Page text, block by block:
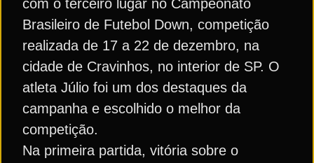
com o terceiro lugar no Campeonato
Brasileiro de Futebol Down, competição
realizada de 17 a 22 de dezembro, na
cidade de Cravinhos, no interior de SP. O
atleta Júlio foi um dos destaques da
campanha e escolhido o melhor da
competição.
Na primeira partida, vitória sobre o